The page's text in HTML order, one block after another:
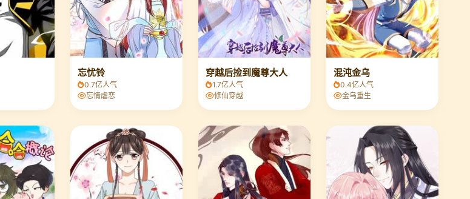
忘忧铃
0.7亿人气
忘情虐恋
穿越后捡到魔尊大人
1.7亿人气
修仙穿越
混沌金乌
0.4亿人气
金乌重生